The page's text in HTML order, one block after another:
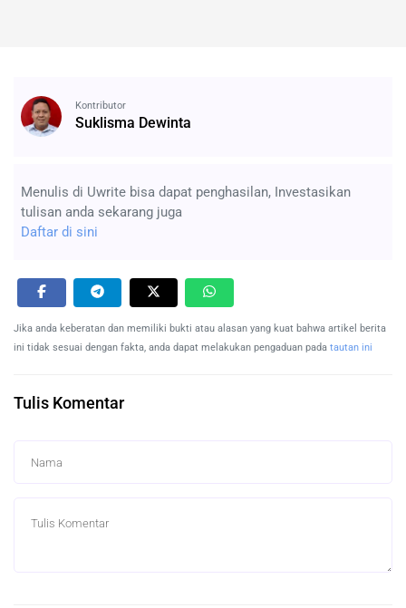
Kontributor
Suklisma Dewinta
Menulis di Uwrite bisa dapat penghasilan, Investasikan
tulisan anda sekarang juga
Daftar di sini
Jika anda keberatan dan memiliki bukti atau alasan yang kuat bahwa artikel berita
ini tidak sesuai dengan fakta, anda dapat melakukan pengaduan pada tautan ini
Tulis Komentar